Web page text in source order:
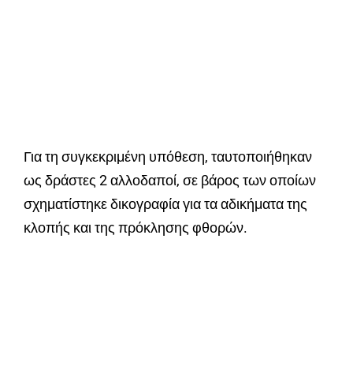
Για τη συγκεκριμένη υπόθεση, ταυτοποιήθηκαν
ως δράστες 2 αλλοδαποί, σε βάρος των οποίων
σχηματίστηκε δικογραφία για τα αδικήματα της
κλοπής και της πρόκλησης φθορών.